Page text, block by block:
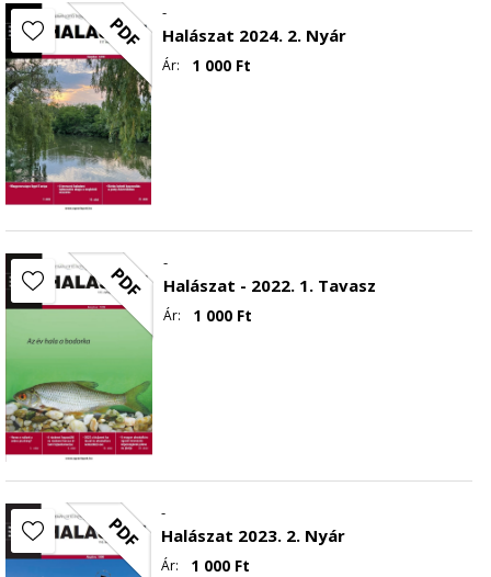
PDF -
Halászat 2024. 2. Nyár
Ár: 1 000 Ft
PDF -
Halászat - 2022. 1. Tavasz
Ár: 1 000Ft
PDF -
Halászat 2023. 2. Nyár
Ár: 1 000 Ft